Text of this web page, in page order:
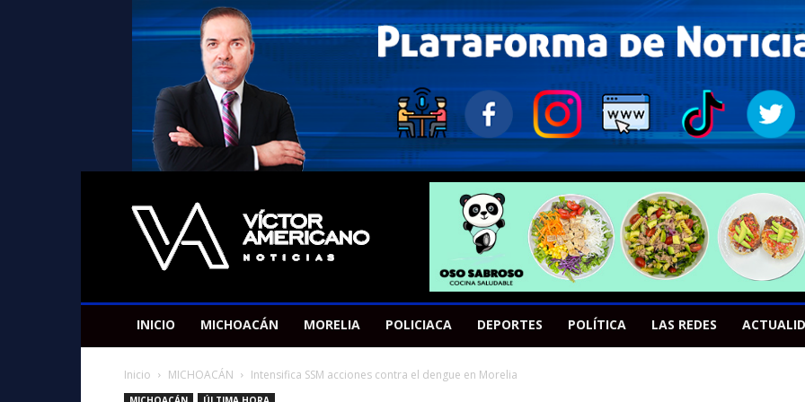
Americano
Victor
INICIO MICHOACÁN MORELIA POLICIACA DEPORTES POLÍTICA LAS REDES
Inicio MICHOACÁN Intensifica SSM acciones contra el dengue en Morelia